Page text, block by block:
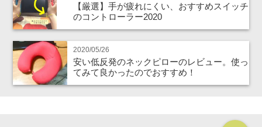
【厳選】手が疲れにくい、おすすめスイッチ
のコントローラー2020
2020/05/26
安い低反発のネックピローのレビュー。使っ
てみて良かったのでおすすめ！